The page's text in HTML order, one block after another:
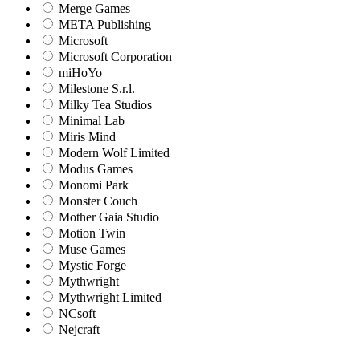
Merge Games
META Publishing
Microsoft
Microsoft Corporation‬
miHoYo
Milestone S.r.l.
Milky Tea Studios
Minimal Lab
Miris Mind
Modern Wolf Limited
Modus Games
Monomi Park
Monster Couch
Mother Gaia Studio
Motion Twin
Muse Games
Mystic Forge
Mythwright
Mythwright Limited
NCsoft
Nejcraft